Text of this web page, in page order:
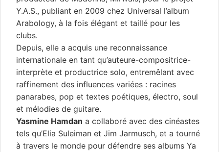
Y.A.S., publiant en 2009 chez Universal l’album
Arabology, à la fois élégant et taillé pour les
clubs.
Depuis, elle a acquis une reconnaissance
internationale en tant qu’auteure-compositrice-
interprète et productrice solo, entremêlant avec
raffinement des influences variées : racines
panarabes, pop et textes poétiques, électro, soul
et mélodies de guitare.
Yasmine Hamdan a collaboré avec des cinéastes
tels qu’Elia Suleiman et Jim Jarmusch, et a tourné
à travers le monde pour défendre ses albums Ya